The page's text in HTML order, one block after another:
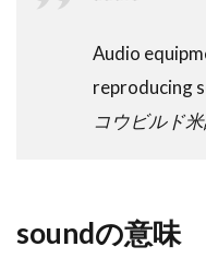
Audio
reproducing
コウビルド
soundの意味